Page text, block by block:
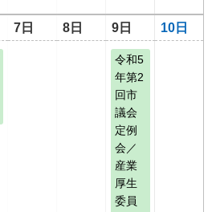
7日 8日 9日 10日
令和5
年第2
回市
議会
定例
会／
産業
厚生
委員